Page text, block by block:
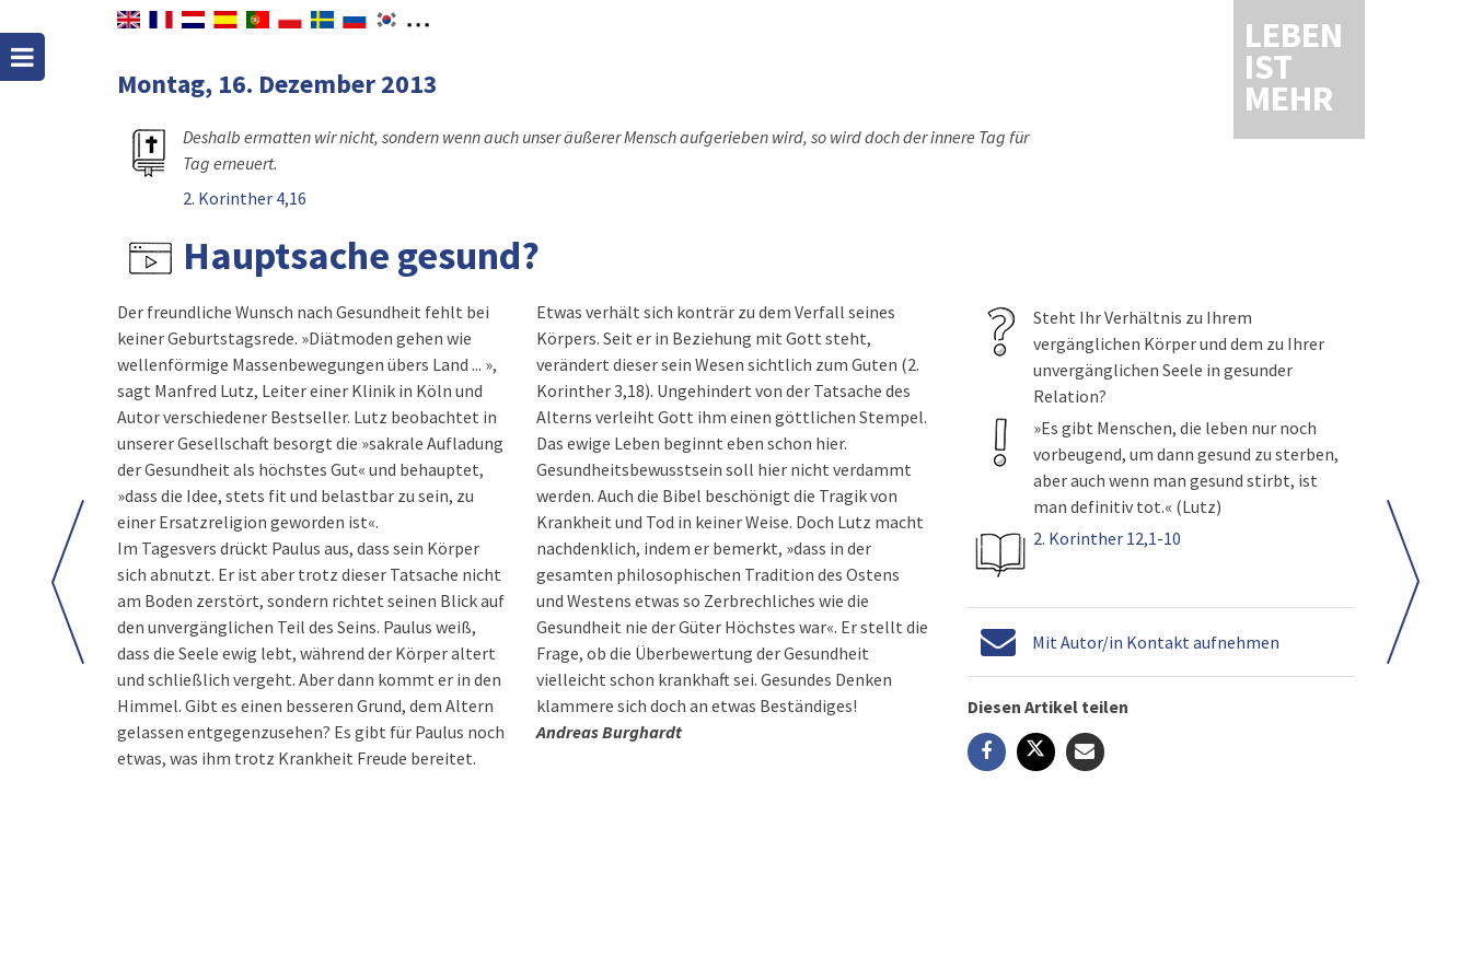
LEBEN
IST
MEHR
Montag, 16. Dezember 2013
Deshalb ermatten wir nicht, sondern wenn auch unser äußerer Mensch aufgerieben wird, so wird doch der innere Tag für
Tag erneuert.
2. Korinther 4,16
Hauptsache gesund?
Der freundliche Wunsch nach Gesundheit fehlt bei
keiner Geburtstagsrede. »Diätmoden gehen wie
wellenförmige Massenbewegungen übers Land ... »,
sagt Manfred Lutz, Leiter einer Klinik in Köln und
Autor verschiedener Bestseller. Lutz beobachtet in
unserer Gesellschaft besorgt die »sakrale Aufladung
der Gesundheit als höchstes Gut« und behauptet,
»dass die Idee, stets fit und belastbar zu sein, zu
einer Ersatzreligion geworden ist«.
Im Tagesvers drückt Paulus aus, dass sein Körper
sich abnutzt. Er ist aber trotz dieser Tatsache nicht
am Boden zerstört, sondern richtet seinen Blick auf
den unvergänglichen Teil des Seins. Paulus weiß,
dass die Seele ewig lebt, während der Körper altert
und schließlich vergeht. Aber dann kommt er in den
Himmel. Gibt es einen besseren Grund, dem Altern
gelassen entgegenzusehen? Es gibt für Paulus noch
etwas, was ihm trotz Krankheit Freude bereitet.
Etwas verhält sich konträr zu dem Verfall seines
Körpers. Seit er in Beziehung mit Gott steht,
verändert dieser sein Wesen sichtlich zum Guten (2.
Korinther 3,18). Ungehindert von der Tatsache des
Alterns verleiht Gott ihm einen göttlichen Stempel.
Das ewige Leben beginnt eben schon hier.
Gesundheitsbewusstsein soll hier nicht verdammt
werden. Auch die Bibel beschönigt die Tragik von
Krankheit und Tod in keiner Weise. Doch Lutz macht
nachdenklich, indem er bemerkt, »dass in der
gesamten philosophischen Tradition des Ostens
und Westens etwas so Zerbrechliches wie die
Gesundheit nie der Güter Höchstes war«. Er stellt die
Frage, ob die Überbewertung der Gesundheit
vielleicht schon krankhaft sei. Gesundes Denken
klammere sich doch an etwas Beständiges!
Andreas Burghardt
Steht Ihr Verhältnis zu Ihrem
vergänglichen Körper und dem zu Ihrer
unvergänglichen Seele in gesunder
Relation?
»Es gibt Menschen, die leben nur noch
vorbeugend, um dann gesund zu sterben,
aber auch wenn man gesund stirbt, ist
man definitiv tot.« (Lutz)
2. Korinther 12,1-10
Mit Autor/in Kontakt aufnehmen
Diesen Artikel teilen